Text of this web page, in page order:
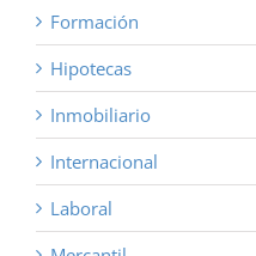
Formación
Hipotecas
Inmobiliario
Internacional
Laboral